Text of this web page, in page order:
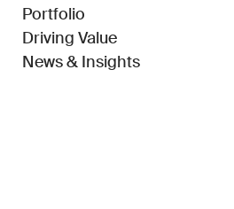
opens in new window)
Portfolio
Driving Value
News & Insights